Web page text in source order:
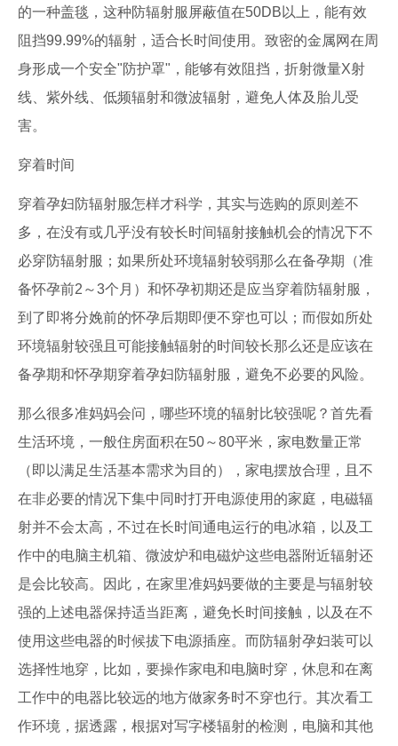
的一种盖毯，这种防辐射服屏蔽值在50DB以上，能有效
阻挡99.99%的辐射，适合长时间使用。致密的金属网在周
身形成一个安全"防护罩"，能够有效阻挡，折射微量X射
线、紫外线、低频辐射和微波辐射，避免人体及胎儿受
害。
穿着时间
穿着孕妇防辐射服怎样才科学，其实与选购的原则差不
多，在没有或几乎没有较长时间辐射接触机会的情况下不
必穿防辐射服；如果所处环境辐射较弱那么在备孕期（准
备怀孕前2～3个月）和怀孕初期还是应当穿着防辐射服，
到了即将分娩前的怀孕后期即便不穿也可以；而假如所处
环境辐射较强且可能接触辐射的时间较长那么还是应该在
备孕期和怀孕期穿着孕妇防辐射服，避免不必要的风险。
那么很多准妈妈会问，哪些环境的辐射比较强呢？首先看
生活环境，一般住房面积在50～80平米，家电数量正常
（即以满足生活基本需求为目的），家电摆放合理，且不
在非必要的情况下集中同时打开电源使用的家庭，电磁辐
射并不会太高，不过在长时间通电运行的电冰箱，以及工
作中的电脑主机箱、微波炉和电磁炉这些电器附近辐射还
是会比较高。因此，在家里准妈妈要做的主要是与辐射较
强的上述电器保持适当距离，避免长时间接触，以及在不
使用这些电器的时候拔下电源插座。而防辐射孕妇装可以
选择性地穿，比如，要操作家电和电脑时穿，休息和在离
工作中的电器比较远的地方做家务时不穿也行。其次看工
作环境，据透露，根据对写字楼辐射的检测，电脑和其他